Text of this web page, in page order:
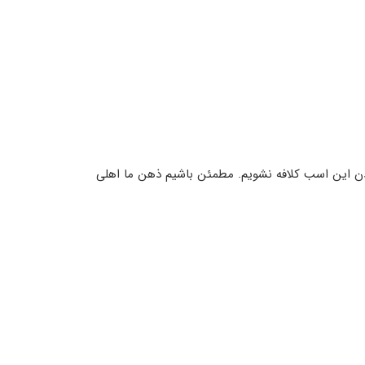
این اسب کلافه نشویم. مطمئن باشیم ذهن ما اهلی